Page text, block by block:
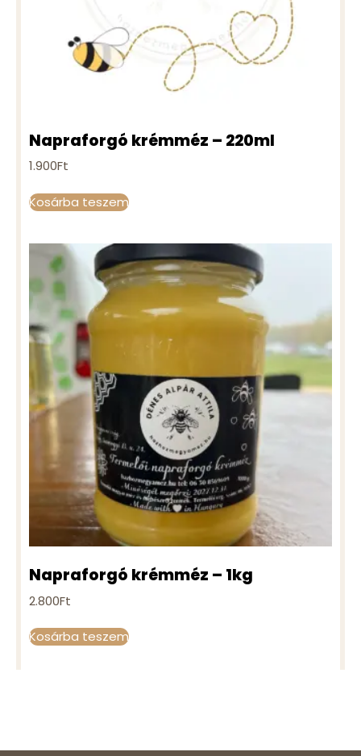
Napraforgó krémméz – 220ml
1.900Ft
Kosárba teszem
Napraforgó krémméz – 1kg
2.800Ft
Kosárba teszem